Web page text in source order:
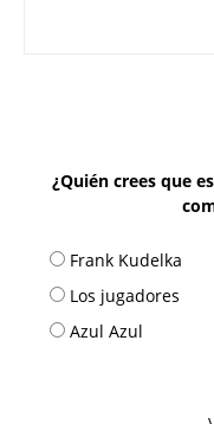
¿Quién crees que
Frank Kudelka
Los jugadores
Azul Azul